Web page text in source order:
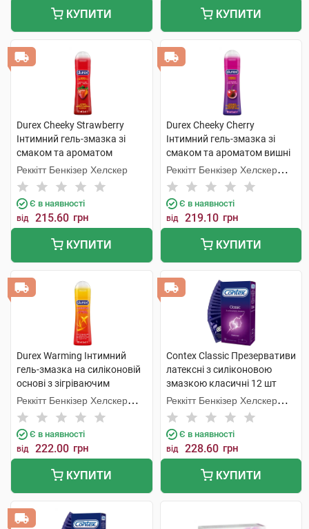
КУПИТИ КУПИТИ
Durex Cheeky Strawberry
Інтимний гель-змазка зі
смаком та ароматом
полуниці 50 мл 1 флакон
Реккітт Бенкізер Хелскер
Є в наявності
від 215.60 грн
КУПИТИ
Durex Cheeky Cherry
Інтимний гель-змазка зі
смаком та ароматом вишні
50 мл 1 флакон
Реккітт Бенкізер Хелскер
Мануфектурінг
Є в наявності
від 219.10 грн
КУПИТИ
Durex Warming Інтимний
гель-змазка на силіконовій
основі з зігріваючим
ефектом 50 мл 1 флакон
Реккітт Бенкізер Хелскер
Мануфектурінг
Є в наявності
від 222.00 грн
КУПИТИ
Contex Classic Презервативи
латексні з силіконовою
змазкою класичні 12 шт
Реккітт Бенкізер Хелскер
Мануфектурінг
Є в наявності
від 228.60 грн
КУПИТИ